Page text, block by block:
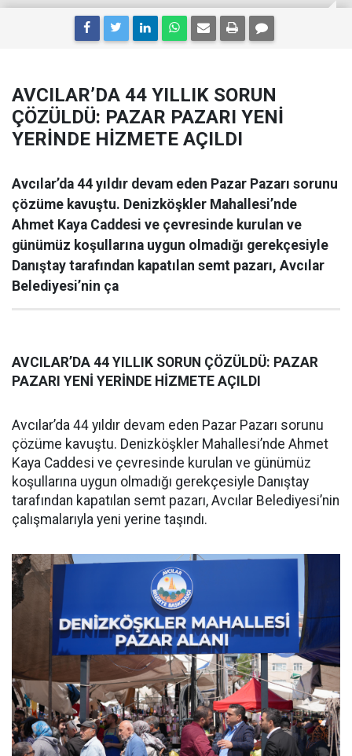
AVCILAR’DA 44 YILLIK SORUN
ÇÖZÜLDÜ: PAZAR PAZARI YENİ
YERİNDE HİZMETE AÇILDI
Avcılar’da 44 yıldır devam eden Pazar Pazarı sorunu
çözüme kavuştu. Denizköşkler Mahallesi’nde
Ahmet Kaya Caddesi ve çevresinde kurulan ve
günümüz koşullarına uygun olmadığı gerekçesiyle
Danıştay tarafından kapatılan semt pazarı, Avcılar
Belediyesi’nin ça
AVCILAR’DA 44 YILLIK SORUN ÇÖZÜLDÜ: PAZAR
PAZARI YENİ YERİNDE HİZMETE AÇILDI
Avcılar’da 44 yıldır devam eden Pazar Pazarı sorunu
çözüme kavuştu. Denizköşkler Mahallesi’nde Ahmet
Kaya Caddesi ve çevresinde kurulan ve günümüz
koşullarına uygun olmadığı gerekçesiyle Danıştay
tarafından kapatılan semt pazarı, Avcılar Belediyesi’nin
çalışmalarıyla yeni yerine taşındı.